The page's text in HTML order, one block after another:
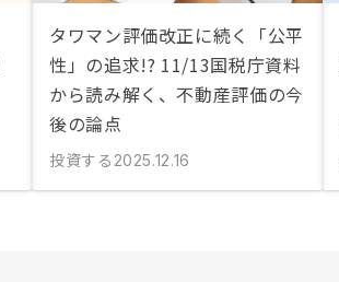
タワマン評価改正に続く「公平
性」の追求!? 11/13国税庁資料
から読み解く、不動産評価の今
後の論点
投資する 2025.12.16